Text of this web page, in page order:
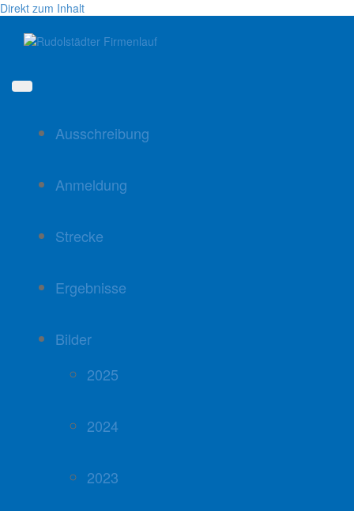
Direkt zum Inhalt
Ausschreibung
Anmeldung
Strecke
Ergebnisse
Bilder
2025
2024
2023